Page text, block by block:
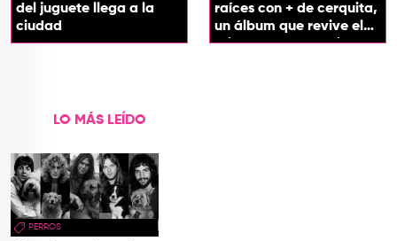
del juguete llega a la
ciudad
raíces con + de cerquita,
un álbum que revive el
origen de sus canciones
LO MÁS LEÍDO
PERROS